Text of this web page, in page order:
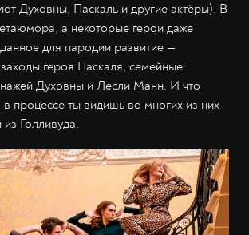
Духовны, Паскаль и другие актёры). В
а некоторые герои даже
для пародии развитие —
героя Паскаля, семейные
Духовны и Лесли Манн. И что
процессе ты видишь во многих из них
Голливуда.